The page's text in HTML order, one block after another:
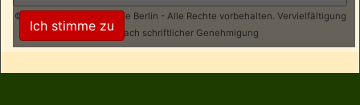
© 2026 ReggaeInBerlin.de Berlin - Alle Rechte vorbehalten. Vervielfältigung
nur nach schriftlicher Genehmigung
Ich stimme zu